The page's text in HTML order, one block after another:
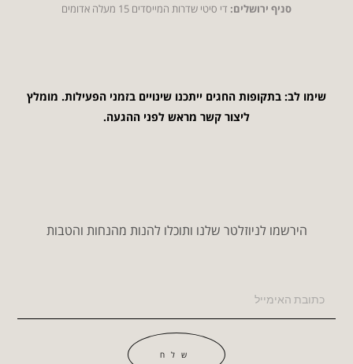
סניף ירושלים:די סיטי שדרות המייסדים 15 מעלה אדומים
שימו לב: בתקופות החגים ייתכנו שינויים בזמני הפעילות. מומלץ
ליצור קשר מראש לפני ההגעה.
הירשמו לניוזלטר שלנו ותוכלו להנות מהנחות והטבות
שלח